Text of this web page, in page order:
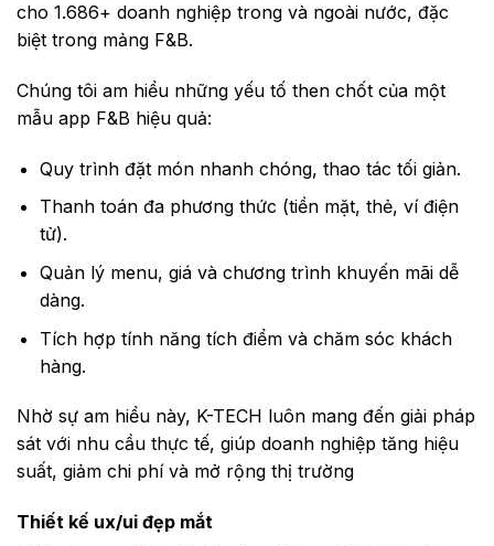
cho 1.686+ doanh nghiệp trong và ngoài nước, đặc
biệt trong mảng F&B.
Chúng tôi am hiểu những yếu tố then chốt của một
mẫu app F&B hiệu quả:
Quy trình đặt món nhanh chóng, thao tác tối giản.
Thanh toán đa phương thức (tiền mặt, thẻ, ví điện
tử).
Quản lý menu, giá và chương trình khuyến mãi dễ
dàng.
Tích hợp tính năng tích điểm và chăm sóc khách
hàng.
Nhờ sự am hiểu này, K-TECH luôn mang đến giải pháp
sát với nhu cầu thực tế, giúp doanh nghiệp tăng hiệu
suất, giảm chi phí và mở rộng thị trường
Thiết kế ux/ui đẹp mắt